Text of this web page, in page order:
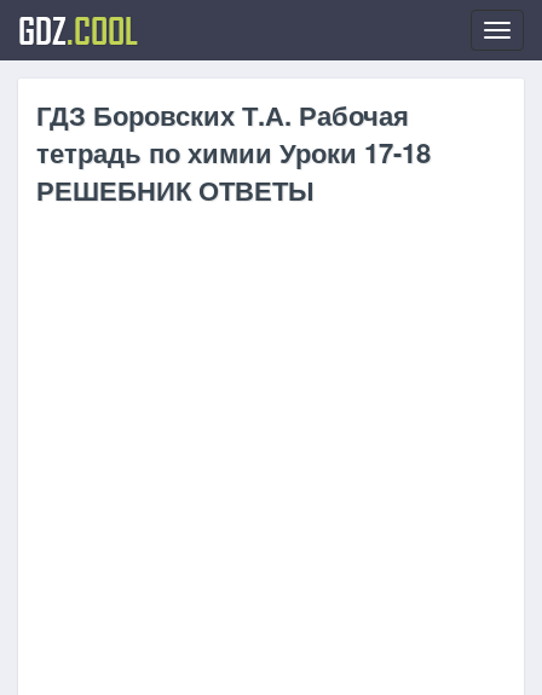
GDZ.COOL
ГДЗ Боровских Т.А. Рабочая
тетрадь по химии Уроки 17-18
РЕШЕБНИК ОТВЕТЫ